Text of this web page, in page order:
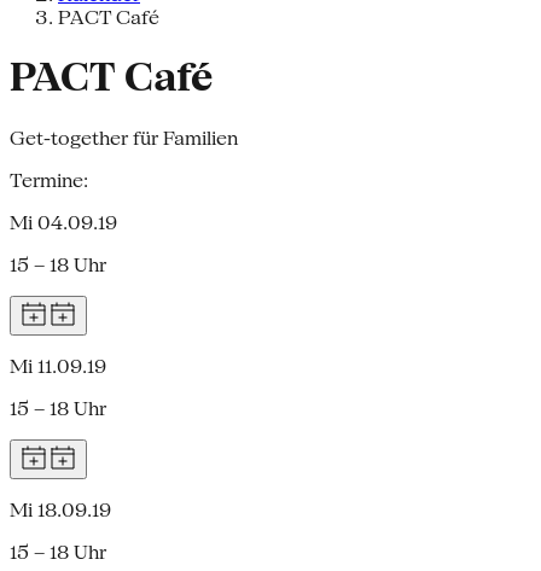
PACT Café
PACT Café
Get-together für Familien
Termine:
Mi 04.09.19
15 – 18 Uhr
Mi 11.09.19
15 – 18 Uhr
Mi 18.09.19
15 – 18 Uhr